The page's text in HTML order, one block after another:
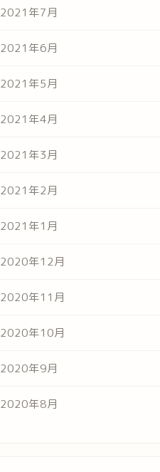
2021年7月
2021年6月
2021年5月
2021年4月
2021年3月
2021年2月
2021年1月
2020年12月
2020年11月
2020年10月
2020年9月
2020年8月